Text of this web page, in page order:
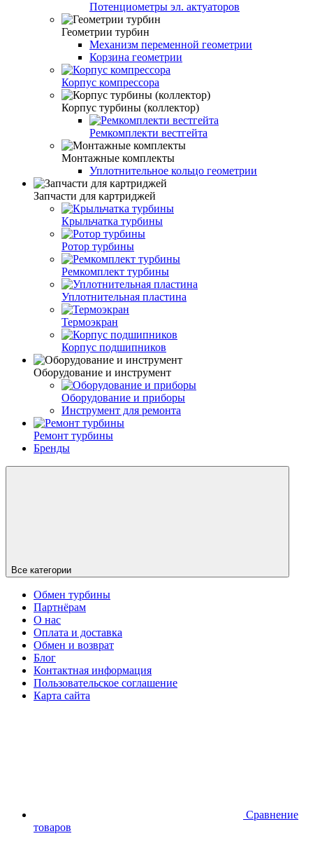
Потенциометры эл. актуаторов
Геометрии турбин
Механизм переменной геометрии
Корзина геометрии
Корпус компрессора
Корпус турбины (коллектор)
Ремкомплекти вестгейта
Монтажные комплекты
Уплотнительное кольцо геометрии
Запчасти для картриджей
Крыльчатка турбины
Ротор турбины
Ремкомплект турбины
Уплотнительная пластина
Термоэкран
Корпус подшипников
Оборудование и инструмент
Оборудование и приборы
Инструмент для ремонта
Ремонт турбины
Бренды
Все категории
Обмен турбины
Партнёрам
О нас
Оплата и доставка
Обмен и возврат
Блог
Контактная информация
Пользовательское соглашение
Карта сайта
Сравнение
товаров